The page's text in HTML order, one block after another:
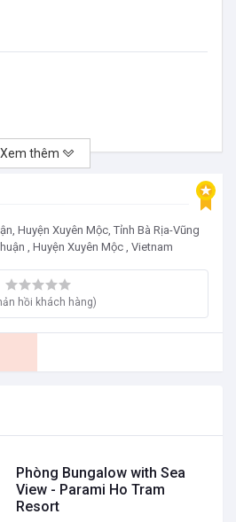
Xem thêm
Huyện Xuyên Mộc, Tỉnh Bà Rịa-Vũng
, Huyện Xuyên Mộc , Vietnam
hồi khách hàng)
Phòng Bungalow with Sea
View - Parami Ho Tram
Resort